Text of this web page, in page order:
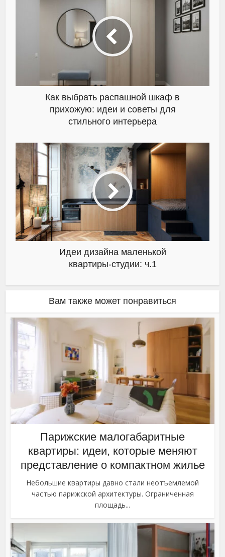
Как выбрать распашной шкаф в
прихожую: идеи и советы для
стильного интерьера
Идеи дизайна маленькой
квартиры-студии: ч.1
Вам также может понравиться
Парижские малогабаритные
квартиры: идеи, которые меняют
представление о компактном жилье
Небольшие квартиры давно стали неотъемлемой
частью парижской архитектуры. Ограниченная
площадь...